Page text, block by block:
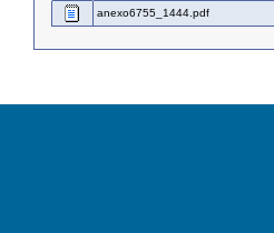
anexo6755_1444.pdf